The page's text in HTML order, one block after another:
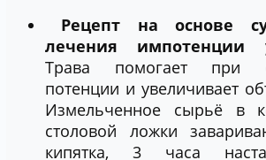
Рецепт на основе
лечения
Трава помогает при
потенции и увеличивает
Измельченное сырьё в
столовой ложки
кипятка, 3 часа